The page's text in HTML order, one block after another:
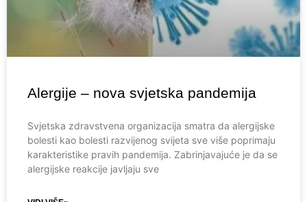
Alergije – nova svjetska pandemija
Svjetska zdravstvena organizacija smatra da alergijske
bolesti kao bolesti razvijenog svijeta sve više poprimaju
karakteristike pravih pandemija. Zabrinjavajuće je da se
alergijske reakcije javljaju sve